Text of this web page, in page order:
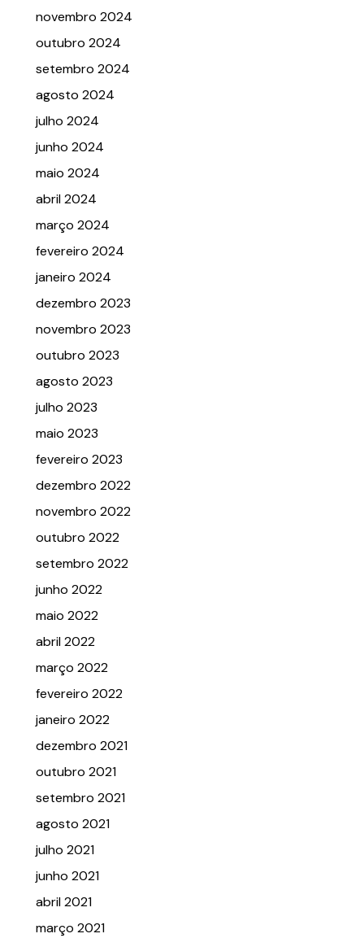
novembro 2024
outubro 2024
setembro 2024
agosto 2024
julho 2024
junho 2024
maio 2024
abril 2024
março 2024
fevereiro 2024
janeiro 2024
dezembro 2023
novembro 2023
outubro 2023
agosto 2023
julho 2023
maio 2023
fevereiro 2023
dezembro 2022
novembro 2022
outubro 2022
setembro 2022
junho 2022
maio 2022
abril 2022
março 2022
fevereiro 2022
janeiro 2022
dezembro 2021
outubro 2021
setembro 2021
agosto 2021
julho 2021
junho 2021
abril 2021
março 2021